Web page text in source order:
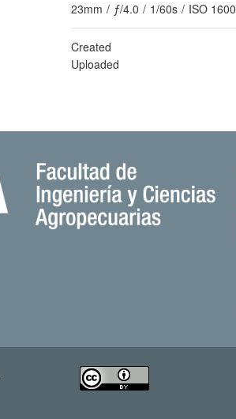
23mm / ƒ/4.0 / 1/60s / ISO 1600
Created
Uploaded